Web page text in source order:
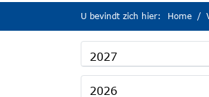
U bevindt zich hier: Home
2027
2026